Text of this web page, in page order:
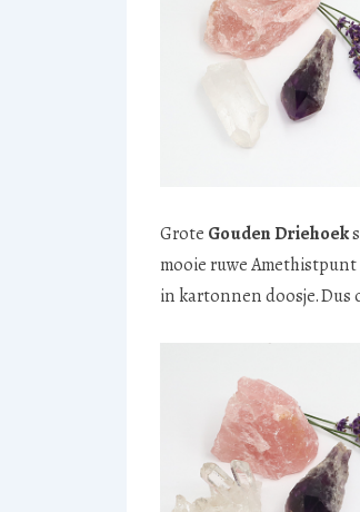
Grote Gouden Driehoek
mooie ruwe
in kartonnen doosje. Dus